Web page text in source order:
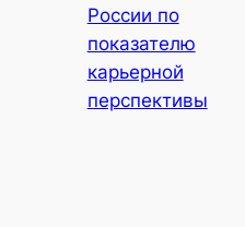
России по
показателю
карьерной
перспективы